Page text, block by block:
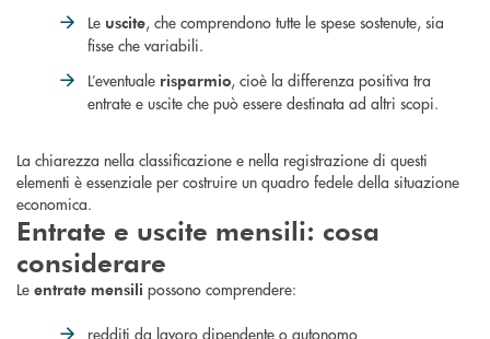
Le uscite, che comprendono tutte le spese sostenute, sia
fisse che variabili.
L’eventuale risparmio, cioè la differenza positiva tra
entrate e uscite che può essere destinata ad altri scopi.
La chiarezza nella classificazione e nella registrazione di questi
elementi è essenziale per costruire un quadro fedele della situazione
economica.
Entrate e uscite mensili: cosa
considerare
Le entrate mensili possono comprendere:
redditi da lavoro dipendente o autonomo